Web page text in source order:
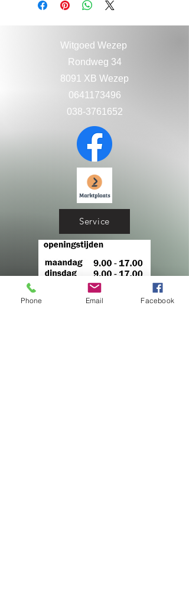
Witgoed Wezep
Rondweg 34
8091 XB Wezep
0641173496
038-3761652
Service
Phone Email Facebook